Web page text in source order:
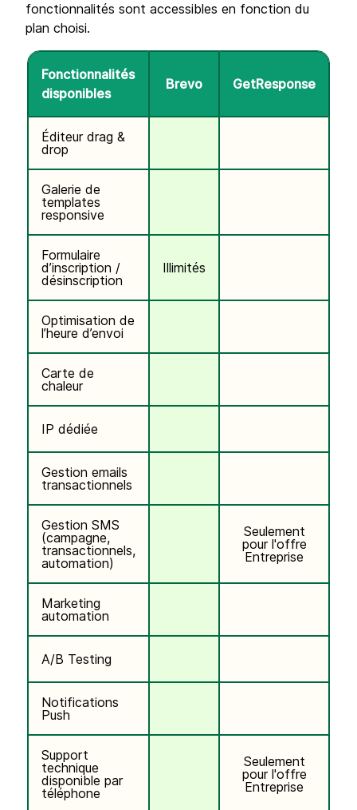
fonctionnalités sont accessibles en fonction du
plan choisi.
Fonctionnalités
disponibles
Brevo GetResponse
Éditeur drag &
drop
Galerie de
templates
responsive
Formulaire
d’inscription /
désinscription
Illimités
Optimisation de
l’heure d’envoi
Carte de
chaleur
IP dédiée
Gestion emails
transactionnels
Gestion SMS
(campagne,
transactionnels,
automation)
Seulement
pour l'offre
Entreprise
Marketing
automation
A/B Testing
Notifications
Push
Support
technique
disponible par
téléphone
Seulement
pour l'offre
Entreprise